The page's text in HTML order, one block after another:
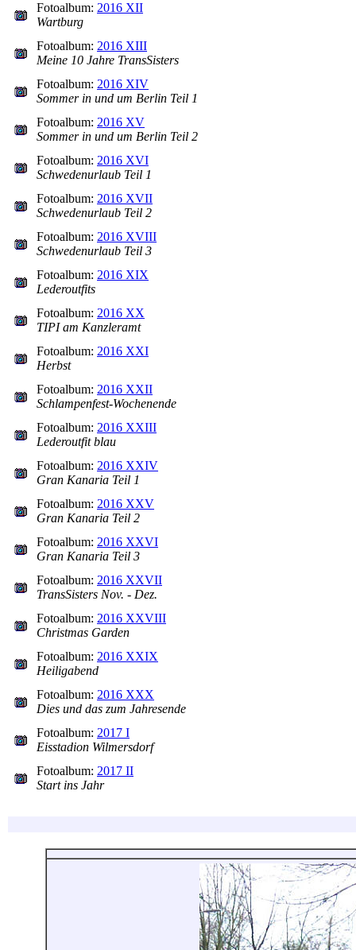
Fotoalbum: 2016 XII
Wartburg
Fotoalbum: 2016 XIII
Meine 10 Jahre TransSisters
Fotoalbum: 2016 XIV
Sommer in und um Berlin Teil 1
Fotoalbum: 2016 XV
Sommer in und um Berlin Teil 2
Fotoalbum: 2016 XVI
Schwedenurlaub Teil 1
Fotoalbum: 2016 XVII
Schwedenurlaub Teil 2
Fotoalbum: 2016 XVIII
Schwedenurlaub Teil 3
Fotoalbum: 2016 XIX
Lederoutfits
Fotoalbum: 2016 XX
TIPI am Kanzleramt
Fotoalbum: 2016 XXI
Herbst
Fotoalbum: 2016 XXII
Schlampenfest-Wochenende
Fotoalbum: 2016 XXIII
Lederoutfit blau
Fotoalbum: 2016 XXIV
Gran Kanaria Teil 1
Fotoalbum: 2016 XXV
Gran Kanaria Teil 2
Fotoalbum: 2016 XXVI
Gran Kanaria Teil 3
Fotoalbum: 2016 XXVII
TransSisters Nov. - Dez.
Fotoalbum: 2016 XXVIII
Christmas Garden
Fotoalbum: 2016 XXIX
Heiligabend
Fotoalbum: 2016 XXX
Dies und das zum Jahresende
Fotoalbum: 2017 I
Eisstadion Wilmersdorf
Fotoalbum: 2017 II
Start ins Jahr